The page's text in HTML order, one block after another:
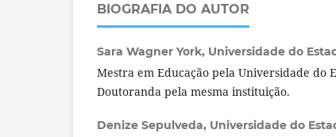
BIOGRAFIA DO AUTOR
Sara Wagner York, Universidade do
Mestra em Educação pela Universidade do
Doutoranda pela mesma instituição.
Denize Sepulveda, Universidade do